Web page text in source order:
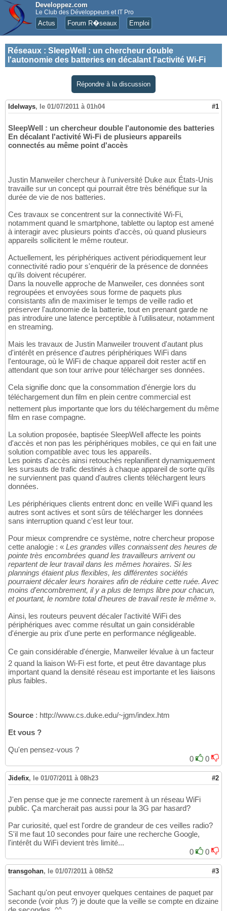
Developpez.com
Le Club des Développeurs et IT Pro
Actus Forum R�seaux Emploi
Réseaux : SleepWell : un chercheur double
l'autonomie des batteries en décalant l'activité Wi-Fi
Répondre à la discussion
Idelways, le 01/07/2011 à 01h04 #1
SleepWell : un chercheur double l'autonomie des batteries
En décalant l'activité Wi-Fi de plusieurs appareils
connectés au même point d'accès
Justin Manweiler chercheur à l'université Duke aux États-Unis
travaille sur un concept qui pourrait être très bénéfique sur la
durée de vie de nos batteries.
Ces travaux se concentrent sur la connectivité Wi-Fi,
notamment quand le smartphone, tablette ou laptop est amené
à interagir avec plusieurs points d'accès, où quand plusieurs
appareils sollicitent le même routeur.
Actuellement, les périphériques activent périodiquement leur
connectivité radio pour s'enquérir de la présence de données
qu'ils doivent récupérer.
Dans la nouvelle approche de Manweiler, ces données sont
regroupées et envoyées sous forme de paquets plus
consistants afin de maximiser le temps de veille radio et
préserver l'autonomie de la batterie, tout en prenant garde ne
pas introduire une latence perceptible à l'utilisateur, notamment
en streaming.
Mais les travaux de Justin Manweiler trouvent d'autant plus
d'intérêt en présence d'autres périphériques WiFi dans
l'entourage, où le WiFi de chaque appareil doit rester actif en
attendant que son tour arrive pour télécharger ses données.
Cela signifie donc que la consommation d'énergie lors du
téléchargement dun film en plein centre commercial est
nettement plus importante que lors du téléchargement du même
film en rase compagne.
La solution proposée, baptisée SleepWell affecte les points
d'accès et non pas les périphériques mobiles, ce qui en fait une
solution compatible avec tous les appareils.
Les points d'accès ainsi retouchés replanifient dynamiquement
les sursauts de trafic destinés à chaque appareil de sorte qu'ils
ne surviennent pas quand d'autres clients téléchargent leurs
données.
Les périphériques clients entrent donc en veille WiFi quand les
autres sont actives et sont sûrs de télécharger les données
sans interruption quand c'est leur tour.
Pour mieux comprendre ce système, notre chercheur propose
cette analogie : « Les grandes villes connaissent des heures de
pointe très encombrées quand les travailleurs arrivent ou
repartent de leur travail dans les mêmes horaires. Si les
plannings étaient plus flexibles, les différentes sociétés
pourraient décaler leurs horaires afin de réduire cette ruée. Avec
moins d'encombrement, il y a plus de temps libre pour chacun,
et pourtant, le nombre total d'heures de travail reste le même ».
Ainsi, les routeurs peuvent décaler l'activité WiFi des
périphériques avec comme résultat un gain considérable
d'énergie au prix d'une perte en performance négligeable.
Ce gain considérable d'énergie, Manweiler lévalue à un facteur
2 quand la liaison Wi-Fi est forte, et peut être davantage plus
important quand la densité réseau est importante et les liaisons
plus faibles.
Source : http://www.cs.duke.edu/~jgm/index.htm
Et vous ?
Qu'en pensez-vous ?
0
0
Jidefix, le 01/07/2011 à 08h23 #2
J'en pense que je me connecte rarement à un réseau WiFi
public. Ça marcherait pas aussi pour la 3G par hasard?
Par curiosité, quel est l'ordre de grandeur de ces veilles radio?
S'il me faut 10 secondes pour faire une recherche Google,
l'intérêt du WiFi devient très limité...
0
0
transgohan, le 01/07/2011 à 08h52 #3
Sachant qu'on peut envoyer quelques centaines de paquet par
seconde (voir plus ?) je doute que la veille se compte en dizaine